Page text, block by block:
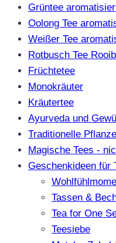
Grüntee
Oolong Tee
Weißer Tee
Rotbusch Tee
Früchtetee
Monokräuter
Kräutertee
Ayurveda und
Traditionelle
Magische Tees -
Geschenkideen für
Tassen &
Tea for One
Teesiebe